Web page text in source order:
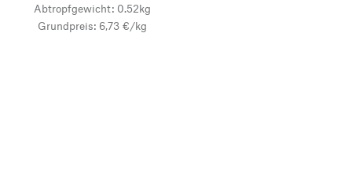
Abtropfgewicht: 0.52kg
Grundpreis: 6,73 €/kg